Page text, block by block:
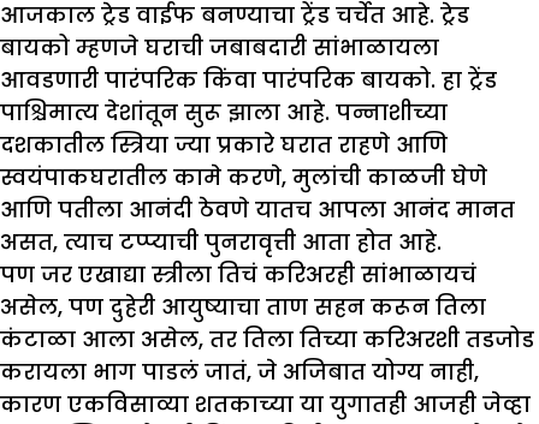
आजकाल ट्रेड वाईफ बनण्याचा ट्रेंड चर्चेत आहे. ट्रेड
बायको म्हणजे घराची जबाबदारी सांभाळायला
आवडणारी पारंपरिक किंवा पारंपरिक बायको. हा ट्रेंड
पाश्चिमात्य देशांतून सुरू झाला आहे. पन्नाशीच्या
दशकातील स्त्रिया ज्या प्रकारे घरात राहणे आणि
स्वयंपाकघरातील कामे करणे, मुलांची काळजी घेणे
आणि पतीला आनंदी ठेवणे यातच आपला आनंद मानत
असत, त्याच टप्प्याची पुनरावृत्ती आता होत आहे.
पण जर एखाद्या स्त्रीला तिचं करिअरही सांभाळायचं
असेल, पण दुहेरी आयुष्याचा ताण सहन करून तिला
कंटाळा आला असेल, तर तिला तिच्या करिअरशी तडजोड
करायला भाग पाडलं जातं, जे अजिबात योग्य नाही,
कारण एकविसाव्या शतकाच्या या युगातही आजही जेव्हा